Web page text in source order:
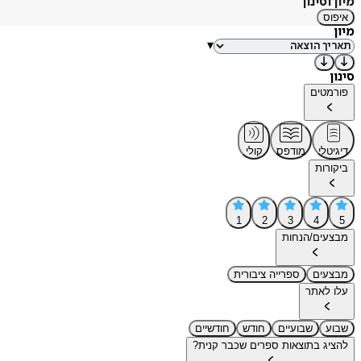
איפוס
מיון
▾
סינון
פורמטים
דיגיטלי מודפס
קולי
ביקורות
5
4
3
2
1
מבצעים/הנחות
מבצעים
ספרייה ציבורית
עלו לאתר
שבוע שבועיים חודש
חודשיים
להציג בתוצאות ספרים שכבר קנית?